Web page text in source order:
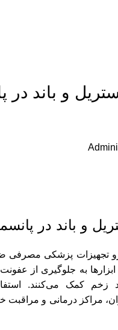
و باند در
و باند در
تجهیزات پزشکی مصرفی
ابزارها به جلوگیری از
زخم کمک می‌کنند.
مراکز درمانی و مراقبت